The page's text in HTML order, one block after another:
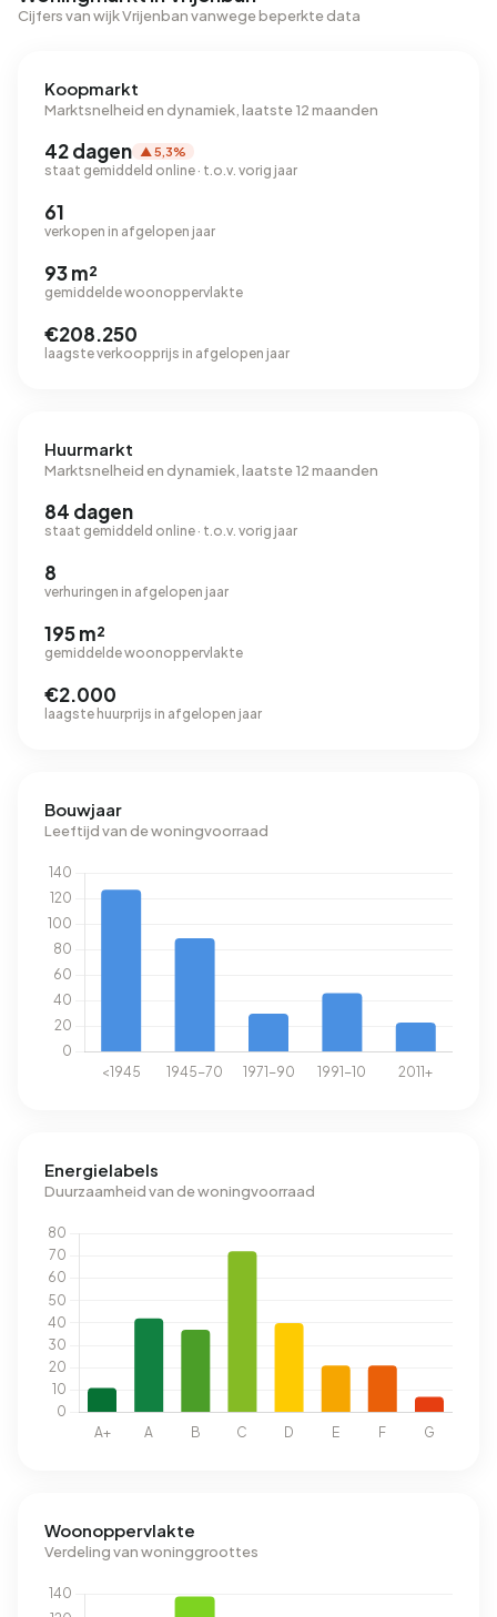
Cijfers van wijk Vrijenban vanwege beperkte data
Koopmarkt
Marktsnelheid en dynamiek, laatste 12 maanden
42 dagen ▲ 5,3%
staat gemiddeld online · t.o.v. vorig jaar
61
verkopen in afgelopen jaar
93 m²
gemiddelde woonoppervlakte
€208.250
laagste verkoopprijs in afgelopen jaar
Huurmarkt
Marktsnelheid en dynamiek, laatste 12 maanden
84 dagen
staat gemiddeld online · t.o.v. vorig jaar
8
verhuringen in afgelopen jaar
195 m²
gemiddelde woonoppervlakte
€2.000
laagste huurprijs in afgelopen jaar
Bouwjaar
Leeftijd van de woningvoorraad
Energielabels
Duurzaamheid van de woningvoorraad
Woonoppervlakte
Verdeling van woninggroottes